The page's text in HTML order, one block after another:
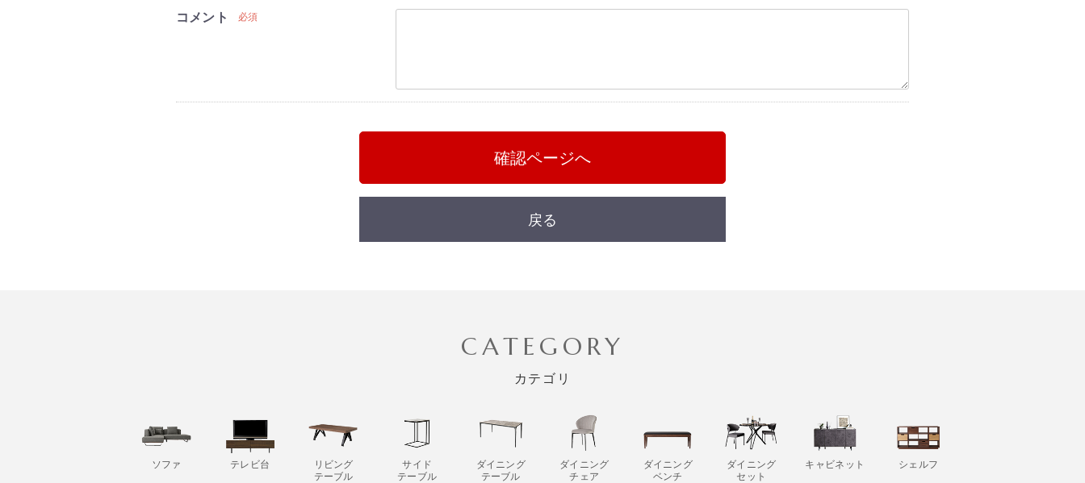
コメント 必須
確認ページへ
戻る
CATEGORY
カテゴリ
ソファ テレビ台
リビング
テーブル
サイド
テーブル
ダイニング
テーブル
ダイニング
チェア
ダイニング
ベンチ
ダイニング
セット
キャビネット シェルフ